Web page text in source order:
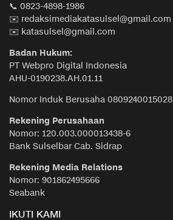
📞 0823-4898-1986
✉️ redaksimediakatasulsel@gmail.com
✉️ katasulsel@gmail.com
Badan Hukum:
PT Webpro Digital Indonesia
AHU-0190238.AH.01.11
Nomor Induk Berusaha 0809240015028
Rekening Perusahaan
Nomor: 120.003.000013438-6
Bank Sulselbar Cab. Sidrap
Rekening Media Relations
Nomor: 901862495666
Seabank
IKUTI KAMI